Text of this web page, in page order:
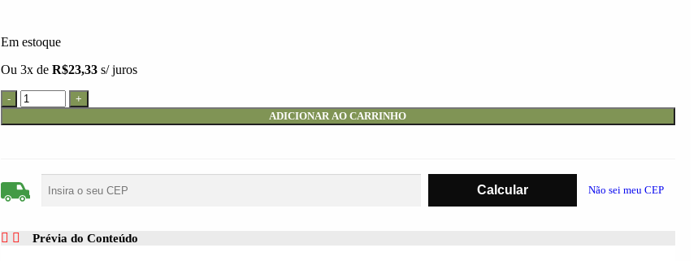
Em estoque
Ou 3x de R$23,33 s/ juros
ADICIONAR AO CARRINHO
Não sei meu CEP
Prévia do Conteúdo